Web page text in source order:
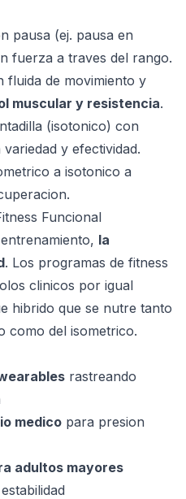
pausa (ej. pausa en
fuerza a traves del rango.
fluida de movimiento y
muscular y resistencia.
(isotonico) con
y efectividad.
a isotonico a
Funcional
la
. Los programas de fitness
clinicos por igual
hibrido que se nutre tanto
como del isometrico.
rastreando
medico para presion
adultos mayores